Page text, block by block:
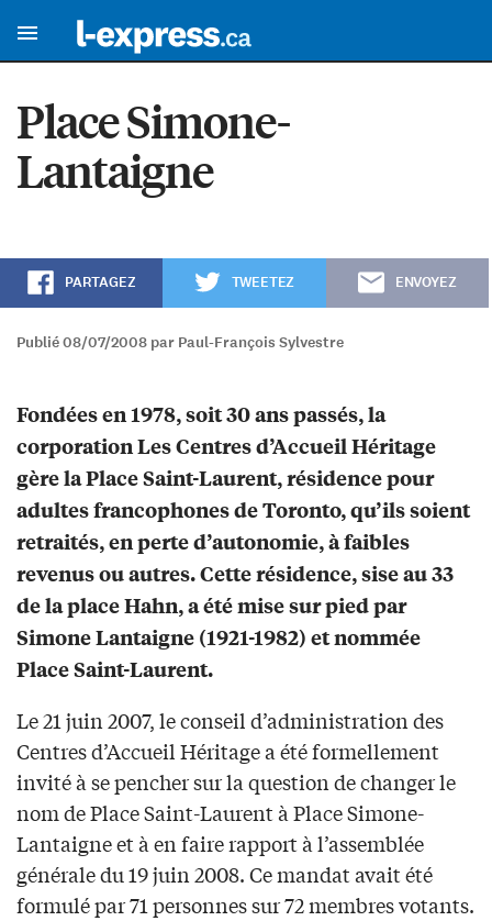
Place Simone-
Lantaigne
PARTAGEZ TWEETEZ ENVOYEZ
Publié 08/07/2008 par Paul-François Sylvestre
Fondées en 1978, soit 30 ans passés, la
corporation Les Centres d’Accueil Héritage
gère la Place Saint-Laurent, résidence pour
adultes francophones de Toronto, qu’ils soient
retraités, en perte d’autonomie, à faibles
revenus ou autres. Cette résidence, sise au 33
de la place Hahn, a été mise sur pied par
Simone Lantaigne (1921-1982) et nommée
Place Saint-Laurent.
Le 21 juin 2007, le conseil d’administration des
Centres d’Accueil Héritage a été formellement
invité à se pencher sur la question de changer le
nom de Place Saint-Laurent à Place Simone-
Lantaigne et à en faire rapport à l’assemblée
générale du 19 juin 2008. Ce mandat avait été
formulé par 71 personnes sur 72 membres votants.